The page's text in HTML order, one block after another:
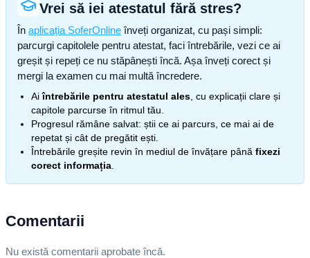
Vrei să iei atestatul fără stres?
În aplicația SoferOnline înveți organizat, cu pași simpli:
parcurgi capitolele pentru atestat, faci întrebările, vezi ce ai
greșit și repeți ce nu stăpânești încă. Așa înveți corect și
mergi la examen cu mai multă încredere.
Aiîntrebările pentru atestatul ales , cu explicații clare și
capitole parcurse în ritmul tău.
Progresul rămâne salvat: știi ce ai parcurs, ce mai ai de
repetat și cât de pregătit ești.
Întrebările greșite revin în mediul de învățare până fixezi
corect informația
Comentarii
Nu există comentarii aprobate încă.